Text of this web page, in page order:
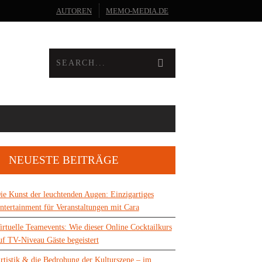
AUTOREN MEMO-MEDIA.DE
NEUESTE BEITRÄGE
Kunst der leuchtenden Augen: Einzigartiges
für Veranstaltungen mit Cara
Teamevents: Wie dieser Online Cocktailkurs
TV-Niveau Gäste begeistert
& die Bedrohung der Kulturszene – im